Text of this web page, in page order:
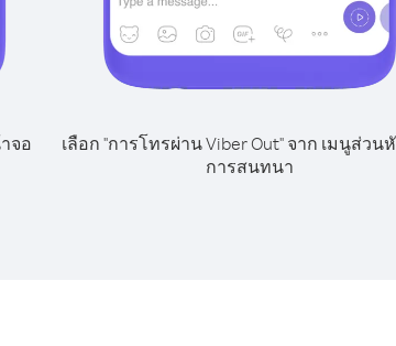
จอ
เลือก "การโทรผ่าน Viber Out" จาก เมนูส่วน
การสนทนา